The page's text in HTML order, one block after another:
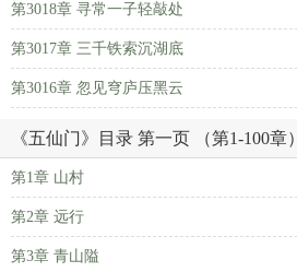
第3018章 寻常一子轻敲处
第3017章 三千铁索沉湖底
第3016章 忽见穹庐压黑云
《五仙门》目录 第一页 （第1-100章）
第1章 山村
第2章 远行
第3章 青山隘